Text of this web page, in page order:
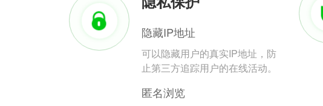
隐藏IP地址
可以隐藏用户的真实IP地址，防
止第三方追踪用户的在线活动。
匿名浏览